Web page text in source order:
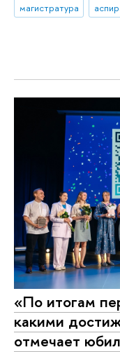
магистратура
«По итогам
какими
отмечает